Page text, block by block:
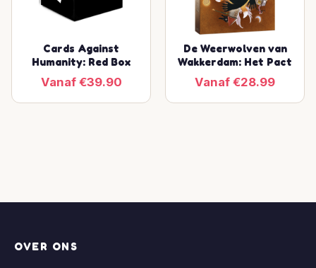
Cards Against
Humanity: Red Box
Vanaf €39.90
De Weerwolven van
Wakkerdam: Het Pact
Vanaf €28.99
OVER ONS